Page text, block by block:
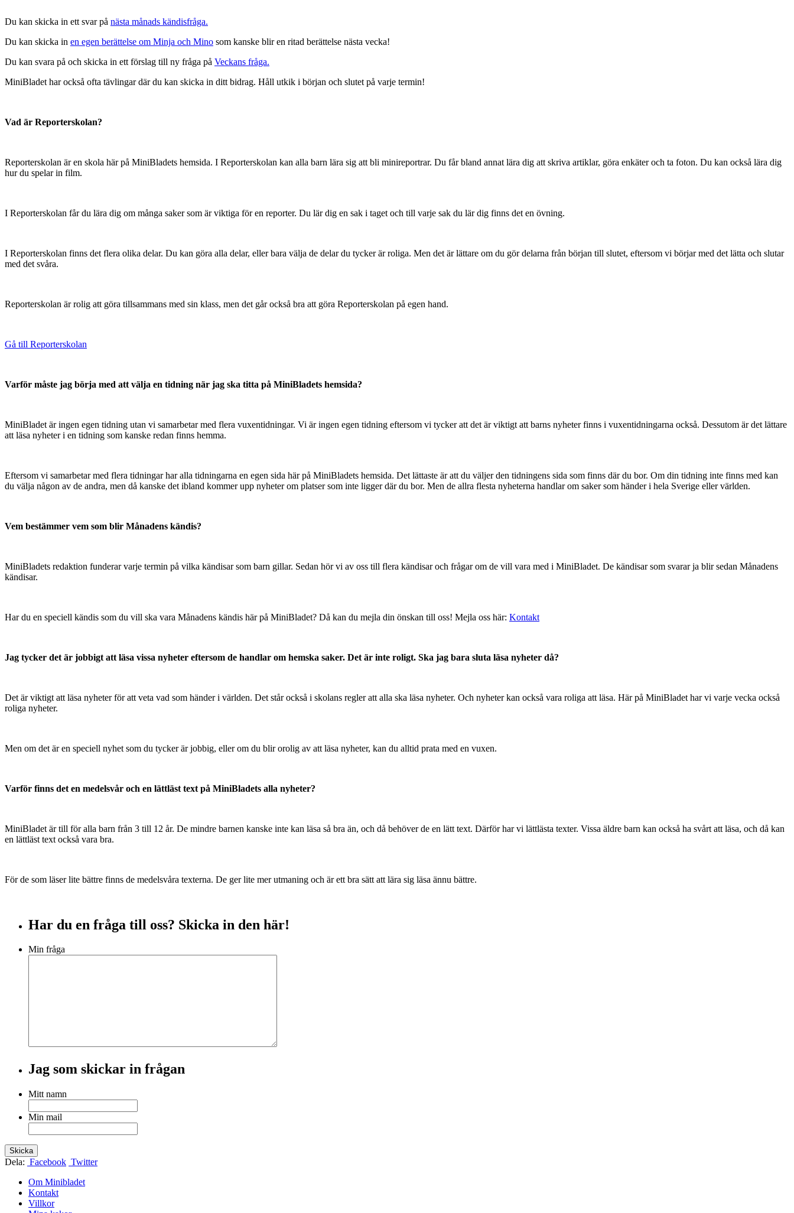
Du kan skicka in ett svar på nästa månads kändisfråga.
Du kan skicka in en egen berättelse om Minja och Mino som kanske blir en ritad berättelse nästa vecka!
Du kan svara på och skicka in ett förslag till ny fråga på Veckans fråga.
MiniBladet har också ofta tävlingar där du kan skicka in ditt bidrag. Håll utkik i början och slutet på varje termin!
Vad är Reporterskolan?
Reporterskolan är en skola här på MiniBladets hemsida. I Reporterskolan kan alla barn lära sig att bli minireportrar. Du får bland annat lära dig att skriva artiklar, göra enkäter och ta foton. Du kan också lära dig
hur du spelar in film.
I Reporterskolan får du lära dig om många saker som är viktiga för en reporter. Du lär dig en sak i taget och till varje sak du lär dig finns det en övning.
I Reporterskolan finns det flera olika delar. Du kan göra alla delar, eller bara välja de delar du tycker är roliga. Men det är lättare om du gör delarna från början till slutet, eftersom vi börjar med det lätta och slutar
med det svåra.
Reporterskolan är rolig att göra tillsammans med sin klass, men det går också bra att göra Reporterskolan på egen hand.
Gå till Reporterskolan
Varför måste jag börja med att välja en tidning när jag ska titta på MiniBladets hemsida?
MiniBladet är ingen egen tidning utan vi samarbetar med flera vuxentidningar. Vi är ingen egen tidning eftersom vi tycker att det är viktigt att barns nyheter finns i vuxentidningarna också. Dessutom är det lättare
att läsa nyheter i en tidning som kanske redan finns hemma.
Eftersom vi samarbetar med flera tidningar har alla tidningarna en egen sida här på MiniBladets hemsida. Det lättaste är att du väljer den tidningens sida som finns där du bor. Om din tidning inte finns med kan
du välja någon av de andra, men då kanske det ibland kommer upp nyheter om platser som inte ligger där du bor. Men de allra flesta nyheterna handlar om saker som händer i hela Sverige eller världen.
Vem bestämmer vem som blir Månadens kändis?
MiniBladets redaktion funderar varje termin på vilka kändisar som barn gillar. Sedan hör vi av oss till flera kändisar och frågar om de vill vara med i MiniBladet. De kändisar som svarar ja blir sedan Månadens
kändisar.
Har du en speciell kändis som du vill ska vara Månadens kändis här på MiniBladet? Då kan du mejla din önskan till oss! Mejla oss här: Kontakt
Jag tycker det är jobbigt att läsa vissa nyheter eftersom de handlar om hemska saker. Det är inte roligt. Ska jag bara sluta läsa nyheter då?
Det är viktigt att läsa nyheter för att veta vad som händer i världen. Det står också i skolans regler att alla ska läsa nyheter. Och nyheter kan också vara roliga att läsa. Här på MiniBladet har vi varje vecka också
roliga nyheter.
Men om det är en speciell nyhet som du tycker är jobbig, eller om du blir orolig av att läsa nyheter, kan du alltid prata med en vuxen.
Varför finns det en medelsvår och en lättläst text på MiniBladets alla nyheter?
MiniBladet är till för alla barn från 3 till 12 år. De mindre barnen kanske inte kan läsa så bra än, och då behöver de en lätt text. Därför har vi lättlästa texter. Vissa äldre barn kan också ha svårt att läsa, och då kan
en lättläst text också vara bra.
För de som läser lite bättre finns de medelsvåra texterna. De ger lite mer utmaning och är ett bra sätt att lära sig läsa ännu bättre.
Har du en fråga till oss? Skicka in den här!
Min fråga
Jag som skickar in frågan
Mitt namn
Min mail
Dela: Facebook Twitter
Om Minibladet
Kontakt
Villkor